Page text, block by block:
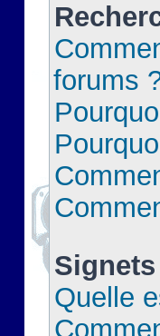
forums
Quelle